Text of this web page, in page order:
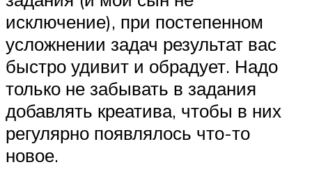
исключение), при постепенном
усложнении задач результат вас
быстро удивит и обрадует. Надо
только не забывать в задания
добавлять креатива, чтобы в них
регулярно появлялось что-то
новое.